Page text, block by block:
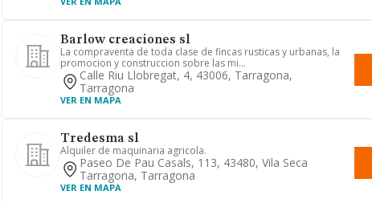
Barlow creaciones sl
La compraventa de toda clase de fincas rusticas y urbanas, la
promocion y construccion sobre las mi...
Calle Riu Llobregat, 4, 43006, Tarragona,
Tarragona
VER EN MAPA
Tredesma sl
Alquiler de maquinaria agricola.
Paseo De Pau Casals, 113, 43480, Vila Seca
Tarragona, Tarragona
VER EN MAPA